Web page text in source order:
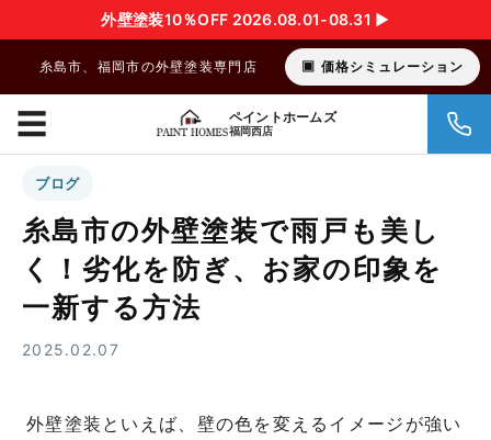
外壁塗装10％OFF 2026.08.01-08.31 ▶︎
糸島市、福岡市の外壁塗装専門店 価格シミュレーション
ペイントホームズ
福岡西店
☰
ブログ
糸島市の外壁塗装で雨戸も美し
く！劣化を防ぎ、お家の印象を
一新する方法
2025.02.07
外壁塗装といえば、壁の色を変えるイメージが強い